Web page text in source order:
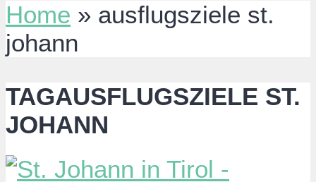
Home » ausflugsziele st.
johann
TAGAUSFLUGSZIELE ST.
JOHANN